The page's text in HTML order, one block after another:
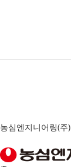
Skip
content
농심엔지니어링(주)